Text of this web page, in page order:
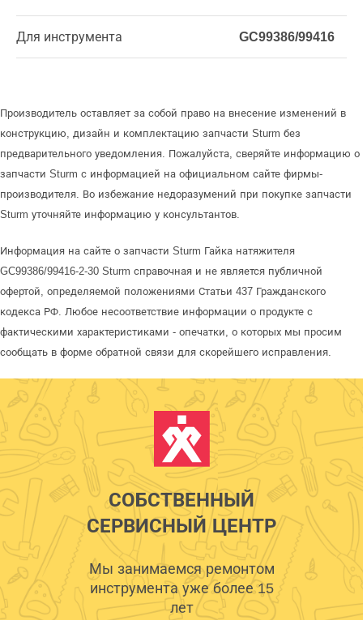
Для инструмента GC99386/99416
Производитель оставляет за собой право на внесение изменений в
конструкцию, дизайн и комплектацию запчасти Sturm без
предварительного уведомления. Пожалуйста, сверяйте информацию о
запчасти Sturm с информацией на официальном сайте фирмы-
производителя. Во избежание недоразумений при покупке запчасти
Sturm уточняйте информацию у консультантов.
Информация на сайте о запчасти Sturm Гайка натяжителя
GC99386/99416-2-30 Sturm справочная и не является публичной
офертой, определяемой положениями Статьи 437 Гражданского
кодекса РФ. Любое несоответствие информации о продукте с
фактическими характеристиками - опечатки, о которых мы просим
сообщать в форме обратной связи для скорейшего исправления.
СОБСТВЕННЫЙ
СЕРВИСНЫЙ ЦЕНТР
Мы занимаемся ремонтом
инструмента уже более 15
лет